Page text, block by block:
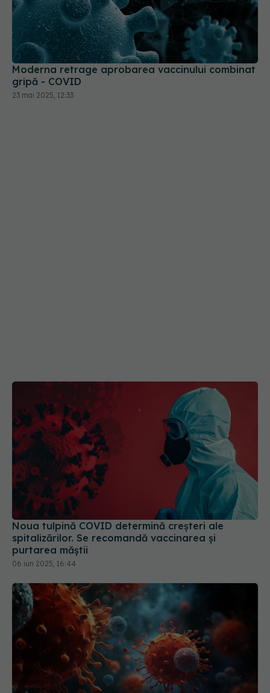
Moderna retrage aprobarea vaccinului combinat
gripă - COVID
23 mai 2025, 12:33
Noua tulpină COVID determină creșteri ale
spitalizărilor. Se recomandă vaccinarea și
purtarea măștii
06 iun 2025, 16:44